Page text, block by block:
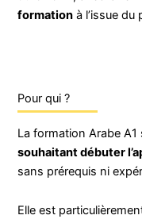
formation à l’issue du
Pour qui ?
La formation Arabe A1
souhaitant débuter
sans prérequis ni
Elle est